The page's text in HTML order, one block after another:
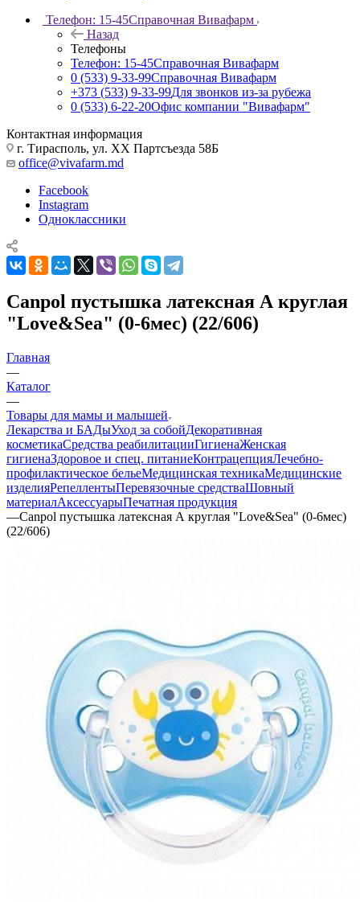
Телефон: 15-45Справочная Вивафарм
Назад
Телефоны
Телефон: 15-45Справочная Вивафарм
0 (533) 9-33-99Справочная Вивафарм
+373 (533) 9-33-99Для звонков из-за рубежа
0 (533) 6-22-20Офис компании "Вивафарм"
Контактная информация
г. Тирасполь, ул. ХХ Партсъезда 58Б
office@vivafarm.md
Facebook
Instagram
Одноклассники
Canpol пустышка латексная А круглая
"Love&Sea" (0-6мес) (22/606)
Главная
—
Каталог
—
Товары для мамы и малышей
Лекарства и БАДыУход за собойДекоративная
косметикаСредства реабилитацииГигиенаЖенская
гигиенаЗдоровое и спец. питаниеКонтрацепцияЛечебно-
профилактическое бельеМедицинская техникаМедицинские
изделияРепеллентыПеревязочные средстваШовный
материалАксессуарыПечатная продукция
—Canpol пустышка латексная А круглая "Love&Sea" (0-6мес)
(22/606)